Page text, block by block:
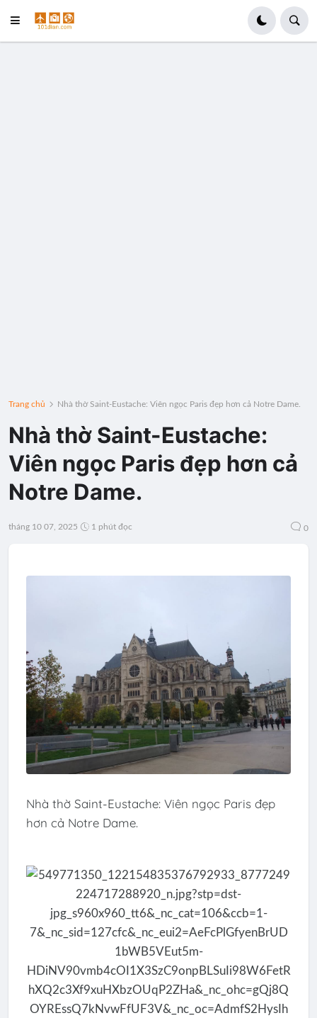
Trang chủ Nhà thờ Saint-Eustache: Viên ngọc Paris đẹp hơn cả Notre Dame.
Nhà thờ Saint-Eustache:
Viên ngọc Paris đẹp hơn cả
Notre Dame.
tháng 10 07, 2025 1 phút đọc 0
Nhà thờ Saint-Eustache: Viên ngọc Paris đẹp
hơn cả Notre Dame.